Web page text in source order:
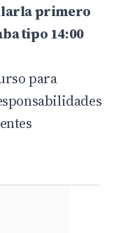
primero
tipo 14:00
para